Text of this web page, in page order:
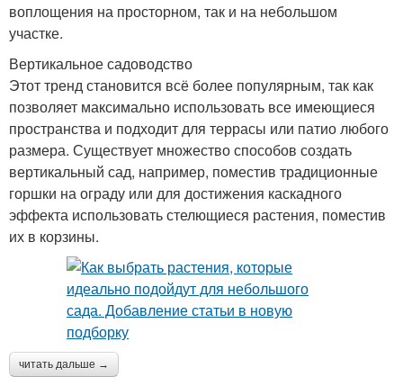
воплощения на просторном, так и на небольшом
участке.
Вертикальное садоводство
Этот тренд становится всё более популярным, так как
позволяет максимально использовать все имеющиеся
пространства и подходит для террасы или патио любого
размера. Существует множество способов создать
вертикальный сад, например, поместив традиционные
горшки на ограду или для достижения каскадного
эффекта использовать стелющиеся растения, поместив
их в корзины.
читать дальше →